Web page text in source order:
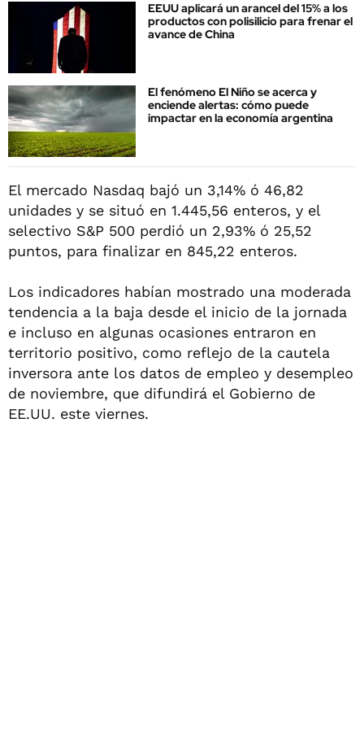
EEUU aplicará un arancel del 15% a los
productos con polisilicio para frenar el
avance de China
El fenómeno El Niño se acerca y
enciende alertas: cómo puede
impactar en la economía argentina
El mercado Nasdaq bajó un 3,14% ó 46,82
unidades y se situó en 1.445,56 enteros, y el
selectivo S&P 500 perdió un 2,93% ó 25,52
puntos, para finalizar en 845,22 enteros.
Los indicadores habían mostrado una moderada
tendencia a la baja desde el inicio de la jornada
e incluso en algunas ocasiones entraron en
territorio positivo, como reflejo de la cautela
inversora ante los datos de empleo y desempleo
de noviembre, que difundirá el Gobierno de
EE.UU. este viernes.